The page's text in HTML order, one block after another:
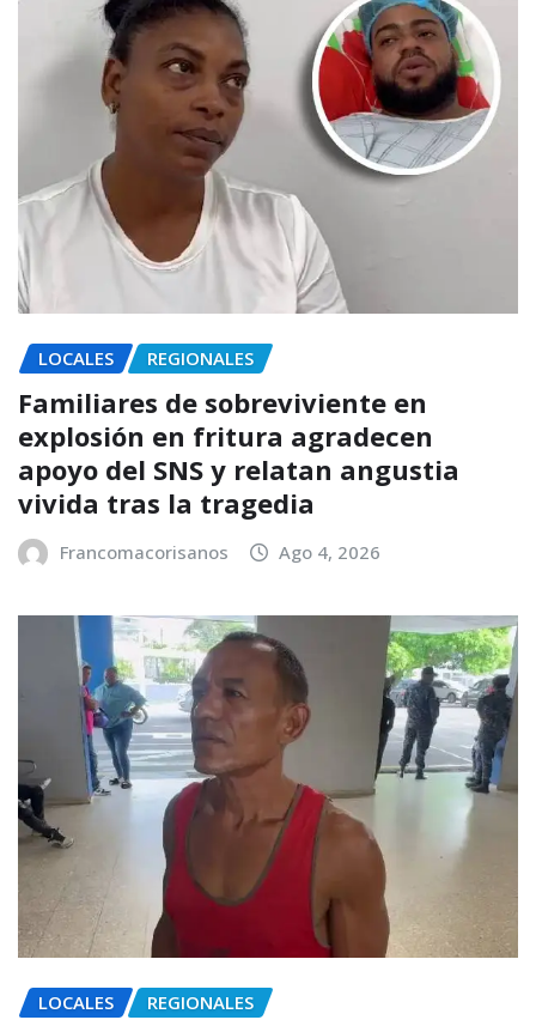
LOCALES REGIONALES
Familiares de sobreviviente en
explosión en fritura agradecen
apoyo del SNS y relatan angustia
vivida tras la tragedia
Francomacorisanos Ago 4, 2026
LOCALES REGIONALES